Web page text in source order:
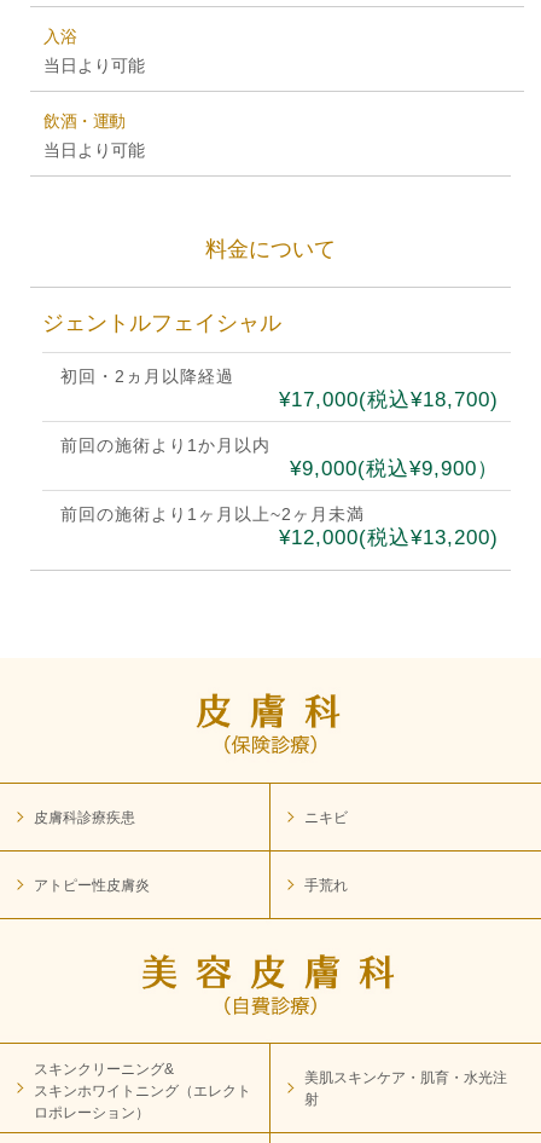
入浴
当日より可能
飲酒・運動
当日より可能
料金について
ジェントルフェイシャル
初回・2ヵ月以降経過
¥17,000(税込¥18,700)
前回の施術より1か月以内
¥9,000(税込¥9,900）
前回の施術より1ヶ月以上~2ヶ月未満
¥12,000(税込¥13,200)
皮膚科診療疾患 ニキビ
手荒れ
アトピー性皮膚炎
スキンクリーニング&
スキンホワイトニング（エレクト
ロポレーション）
美肌スキンケア・肌育・水光注
射